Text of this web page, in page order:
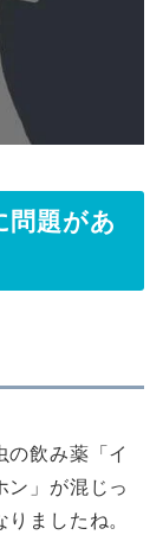
問題があ
飲み薬「イ
ン」が混じっ
ましたね。